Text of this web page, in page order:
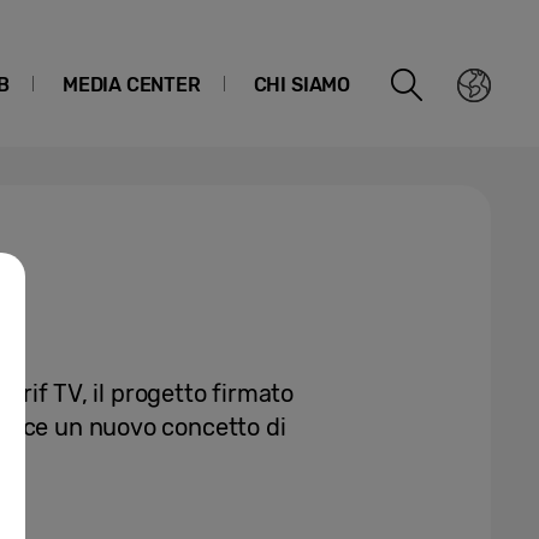
MEDIA CENTER CHI SIAMO
TV, il progetto firmato
un nuovo concetto di